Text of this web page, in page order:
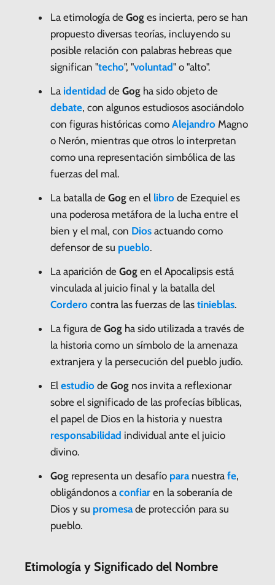
La etimología de Gog es incierta, pero se han
propuesto diversas teorías, incluyendo su
posible relación con palabras hebreas que
significan "techo", "voluntad" o "alto".
La identidad de Gog ha sido objeto de
debate, con algunos estudiosos asociándolo
con figuras históricas como Alejandro Magno
o Nerón, mientras que otros lo interpretan
como una representación simbólica de las
fuerzas del mal.
La batalla de Gog en el libro de Ezequiel es
una poderosa metáfora de la lucha entre el
bien y el mal, con Dios actuando como
defensor de su pueblo.
La aparición de Gog en el Apocalipsis está
vinculada al juicio final y la batalla del
Cordero contra las fuerzas de las tinieblas.
La figura de Gog ha sido utilizada a través de
la historia como un símbolo de la amenaza
extranjera y la persecución del pueblo judío.
El estudio de Gog nos invita a reflexionar
sobre el significado de las profecías bíblicas,
el papel de Dios en la historia y nuestra
responsabilidad individual ante el juicio
divino.
Gog representa un desafío paranuestra fe,
obligándonos a confiar en la soberanía de
Dios y su promesade protección para su
pueblo.
Etimología y Significado del Nombre